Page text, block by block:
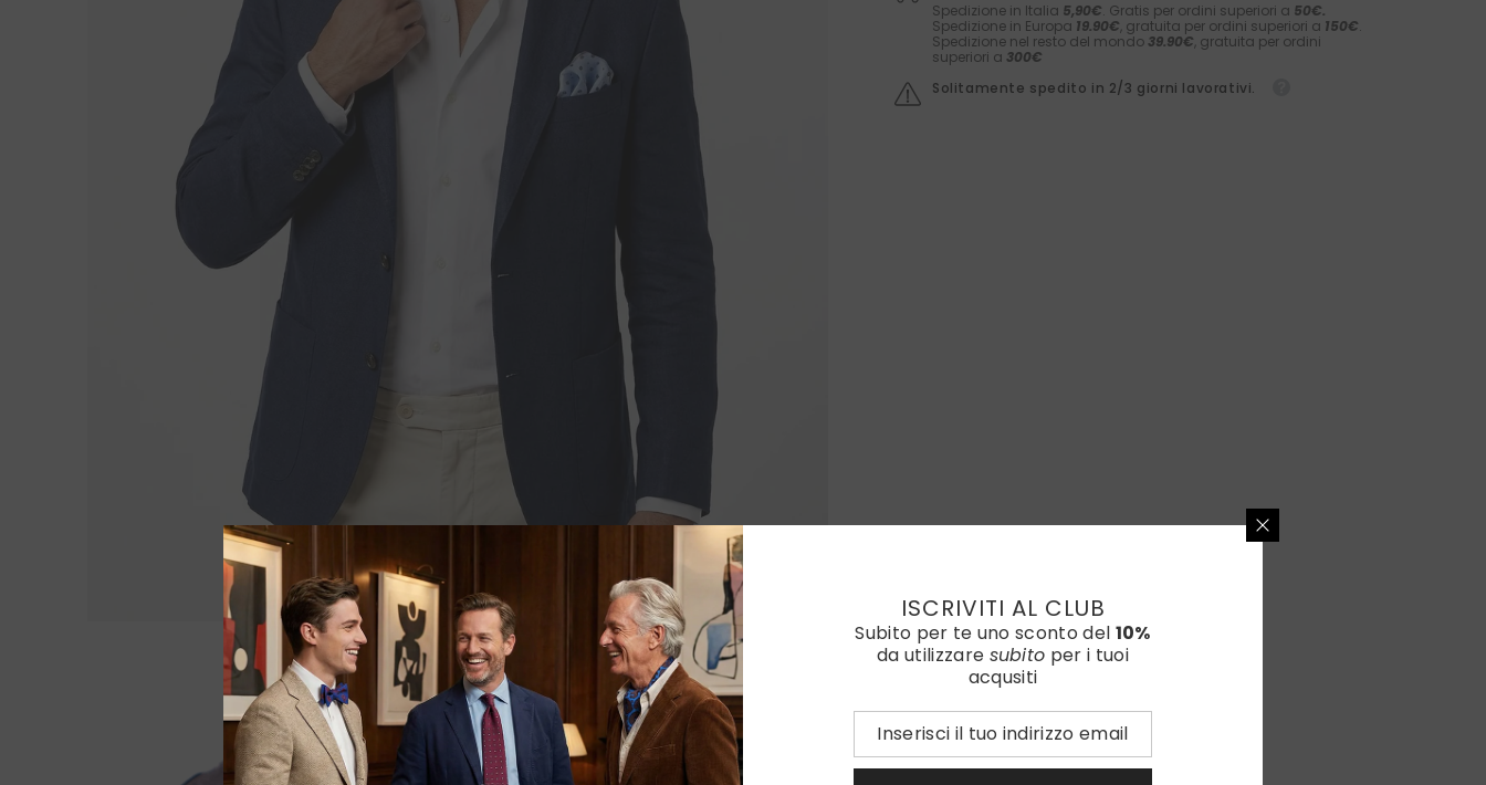
Spedizione in Italia 5,90€. Gratis per ordini superiori a 50€.
Spedizione in Europa 19.90€, gratuita per ordini superiori a 150€.
Spedizione nel resto del mondo 39.90€, gratuita per ordini
superiori a 300€
Solitamente spedito in 2/3 giorni lavorativi.
ISCRIVITI AL CLUB
Subito per te uno sconto del 10%
da utilizzare subito per i tuoi
acqusiti